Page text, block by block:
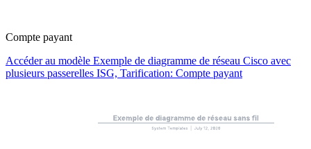
Compte payant
Accéder au modèle Exemple de diagramme de réseau Cisco avec
plusieurs passerelles ISG, Tarification: Compte payant